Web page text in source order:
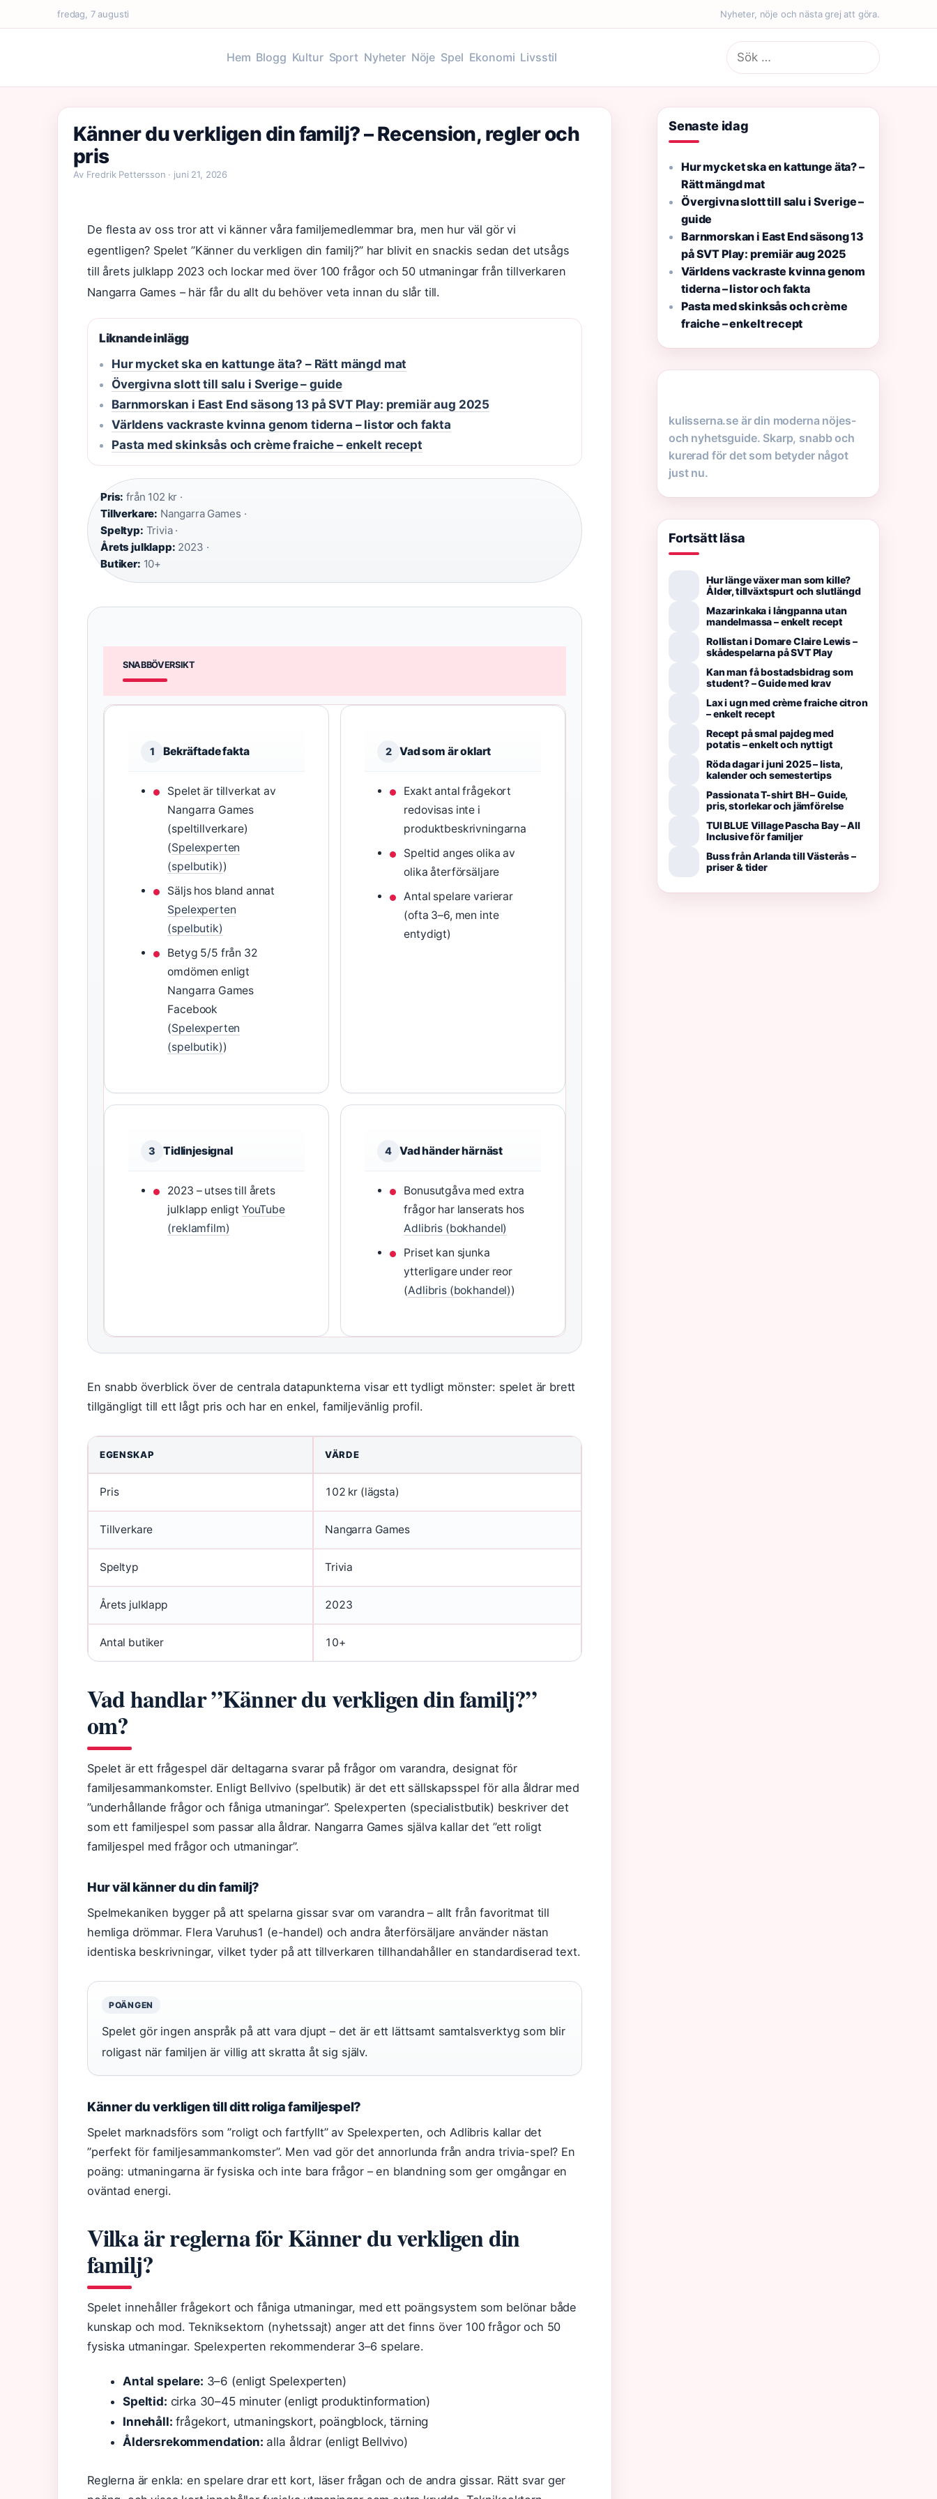
fredag, 7 augusti Nyheter, nöje och nästa grej att göra.
Hem Blogg Kultur Sport Nyheter Nöje Spel Ekonomi Livsstil
Sök
efter:
Känner du verkligen din familj? – Recension, regler och
pris
Av Fredrik Pettersson · juni 21, 2026
De flesta av oss tror att vi känner våra familjemedlemmar bra, men hur väl gör vi
egentligen? Spelet ”Känner du verkligen din familj?” har blivit en snackis sedan det utsågs
till årets julklapp 2023 och lockar med över 100 frågor och 50 utmaningar från tillverkaren
Nangarra Games – här får du allt du behöver veta innan du slår till.
Liknande inlägg
Hur mycket ska en kattunge äta? – Rätt mängd mat
Övergivna slott till salu i Sverige – guide
Barnmorskan i East End säsong 13 på SVT Play: premiär aug 2025
Världens vackraste kvinna genom tiderna – listor och fakta
Pasta med skinksås och crème fraiche – enkelt recept
Pris: från 102 kr ·
Tillverkare: Nangarra Games ·
Speltyp: Trivia ·
Årets julklapp: 2023 ·
Butiker: 10+
SNABBÖVERSIKT
1 Bekräftade fakta
Spelet är tillverkat av
Nangarra Games
(speltillverkare)
(Spelexperten
(spelbutik))
Säljs hos bland annat
Spelexperten
(spelbutik)
Betyg 5/5 från 32
omdömen enligt
Nangarra Games
Facebook
(Spelexperten
(spelbutik))
2 Vad som är oklart
Exakt antal frågekort
redovisas inte i
produktbeskrivningarna
Speltid anges olika av
olika återförsäljare
Antal spelare varierar
(ofta 3–6, men inte
entydigt)
3 Tidlinjesignal
2023 – utses till årets
julklapp enligt YouTube
(reklamfilm)
4 Vad händer härnäst
Bonusutgåva med extra
frågor har lanserats hos
Adlibris (bokhandel)
Priset kan sjunka
ytterligare under reor
(Adlibris (bokhandel))
En snabb överblick över de centrala datapunkterna visar ett tydligt mönster: spelet är brett
tillgängligt till ett lågt pris och har en enkel, familjevänlig profil.
EGENSKAP VÄRDE
Pris 102 kr (lägsta)
Tillverkare Nangarra Games
Speltyp Trivia
Årets julklapp 2023
Antal butiker 10+
Vad handlar ”Känner du verkligen din familj?”
om?
Spelet är ett frågespel där deltagarna svarar på frågor om varandra, designat för
familjesammankomster. Enligt Bellvivo (spelbutik) är det ett sällskapsspel för alla åldrar med
”underhållande frågor och fåniga utmaningar”. Spelexperten (specialistbutik) beskriver det
som ett familjespel som passar alla åldrar. Nangarra Games själva kallar det ”ett roligt
familjespel med frågor och utmaningar”.
Hur väl känner du din familj?
Spelmekaniken bygger på att spelarna gissar svar om varandra – allt från favoritmat till
hemliga drömmar. Flera Varuhus1 (e-handel) och andra återförsäljare använder nästan
identiska beskrivningar, vilket tyder på att tillverkaren tillhandahåller en standardiserad text.
POÄNGEN
Spelet gör ingen anspråk på att vara djupt – det är ett lättsamt samtalsverktyg som blir
roligast när familjen är villig att skratta åt sig själv.
Känner du verkligen till ditt roliga familjespel?
Spelet marknadsförs som ”roligt och fartfyllt” av Spelexperten, och Adlibris kallar det
”perfekt för familjesammankomster”. Men vad gör det annorlunda från andra trivia-spel? En
poäng: utmaningarna är fysiska och inte bara frågor – en blandning som ger omgångar en
oväntad energi.
Vilka är reglerna för Känner du verkligen din
familj?
Spelet innehåller frågekort och fåniga utmaningar, med ett poängsystem som belönar både
kunskap och mod. Tekniksektorn (nyhetssajt) anger att det finns över 100 frågor och 50
fysiska utmaningar. Spelexperten rekommenderar 3–6 spelare.
Antal spelare: 3–6 (enligt Spelexperten)
Speltid: cirka 30–45 minuter (enligt produktinformation)
Innehåll: frågekort, utmaningskort, poängblock, tärning
Åldersrekommendation: alla åldrar (enligt Bellvivo)
Reglerna är enkla: en spelare drar ett kort, läser frågan och de andra gissar. Rätt svar ger
Senaste idag
Hur mycket ska en kattunge äta? –
Rätt mängd mat
Övergivna slott till salu i Sverige –
guide
Barnmorskan i East End säsong 13
på SVT Play: premiär aug 2025
Världens vackraste kvinna genom
tiderna – listor och fakta
Pasta med skinksås och crème
fraiche – enkelt recept
kulisserna.se är din moderna nöjes-
och nyhetsguide. Skarp, snabb och
kurerad för det som betyder något
just nu.
Fortsätt läsa
Hur länge växer man som kille?
Ålder, tillväxtspurt och slutlängd
Mazarinkaka i långpanna utan
mandelmassa – enkelt recept
Rollistan i Domare Claire Lewis –
skådespelarna på SVT Play
Kan man få bostadsbidrag som
student? – Guide med krav
Lax i ugn med crème fraiche citron
– enkelt recept
Recept på smal pajdeg med
potatis – enkelt och nyttigt
Röda dagar i juni 2025 – lista,
kalender och semestertips
Passionata T-shirt BH – Guide,
pris, storlekar och jämförelse
TUI BLUE Village Pascha Bay – All
Inclusive för familjer
Buss från Arlanda till Västerås –
priser & tider